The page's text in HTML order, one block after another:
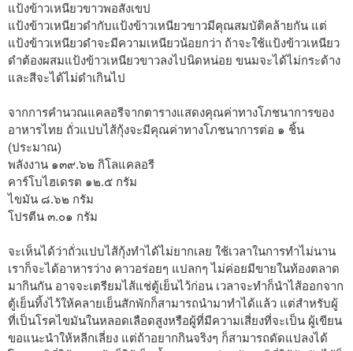
แป้งข้าวเหนียวขาวพอสังเขป
แป้งข้าวเหนียวดำกับแป้งข้าวเหนียวขาวมีคุณสมบัติคล้ายกัน แต่
แป้งข้าวเหนียวดำจะมีความเหนียวน้อยกว่า ถ้าจะใช้แป้งข้าวเหนียว
ดำต้องผสมแป้งข้าวเหนียวขาวลงไปนิดหน่อย ขนมจะได้ไม่กระด้าง
และสีจะได้ไม่ดำเกินไป
จากการคำนวณแคลอรีจากตารางแสดงคุณค่าทางโภชนาการของ
อาหารไทย ถั่วแปบไส้กุ้งจะมีคุณค่าทางโภชนาการต่อ ๑ ชิ้น
(ประมาณ)
พลังงาน ๑๓๙.๖๒ กิโลแคลอรี
คาร์โบไฮเดรต ๑๒.๕ กรัม
ไขมัน ๘.๖๒ กรัม
โปรตีน ๓.๐๑ กรัม
จะเห็นได้ว่าถั่วแปบไส้กุ้งทำได้ไม่ยากเลย ใช้เวลาในการทำไม่นาน
เราก็จะได้อาหารว่าง คาวอร่อยๆ แปลกๆ ไม่ค่อยมีขายในท้องตลาด
มากินกัน อาจจะเตรียมไส้แช่ตู้เย็นไว้ก่อน เวลาจะทำก็นำไส้ออกจาก
ตู้เย็นทิ้งไว้ให้คลายเย็นสักพักก็สามารถนำมาทำได้แล้ว แต่สำหรับผู้
ที่เป็นโรคไขมันในหลอดเลือดสูงหรือผู้ที่มีความเสี่ยงที่จะเป็น ผู้เขียน
ขอแนะนำให้หลีกเลี่ยง แต่ถ้าอยากกินจริงๆ ก็สามารถดัดแปลงได้